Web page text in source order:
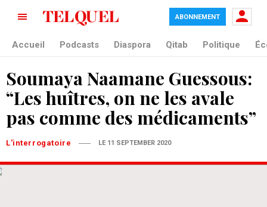
ABONNEMENT
Accueil Podcasts Diaspora Qitab Politique
Soumaya Naamane Guessous:
“Les huîtres, on ne les avale
pas comme des médicaments”
L'interrogatoire LE 11 SEPTEMBER 2020